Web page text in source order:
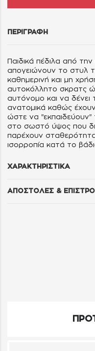
ΠΕΡΙΓΡΑΦΗ
Παιδικά πέδιλα από
απογειώνουν το στυλ
καθημερινή και μη
αυτοκόλλητο σκρατς
αυτόνομο και να δένει
ανατομικά καθώς
ώστε να
στο σωστό ύψος που
παρέχουν
ισορροπία κατά το
ΧΑΡΑΚΤΗΡΙΣΤΙΚΑ
ΑΠΟΣΤΟΛΕΣ &